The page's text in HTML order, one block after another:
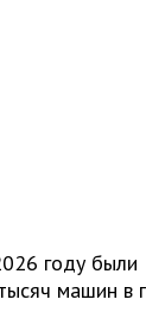
году были
машин в